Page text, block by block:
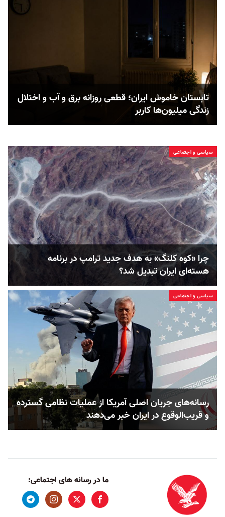
تابستان خاموش ایران؛ قطعی روزانه برق و آب و اختلال
زندگی میلیون‌ها کاربر
سیاسی و اجتماعی
چرا «کوه کلنگ» به هدف جدید ترامپ در برنامه
هسته‌ای ایران تبدیل شد؟
سیاسی و اجتماعی
رسانه‌های جریان اصلی آمریکا از عملیات نظامی گسترده
و قریب‌الوقوع در ایران خبر می‌دهند
ما در رسانه های اجتماعی: